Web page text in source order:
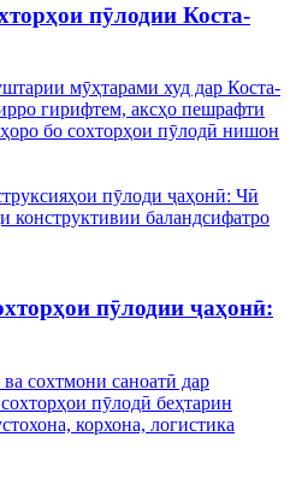
пӯлодии Коста-
мӯҳтарами худ дар Коста-
гирифтем, аксҳо пешрафти
бо сохторҳои пӯлодӣ нишон
пӯлодии ҷаҳонӣ:
сохтмони саноатӣ дар
пӯлодӣ беҳтарин
корхона, логистика